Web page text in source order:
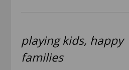
playing kids, happy
families